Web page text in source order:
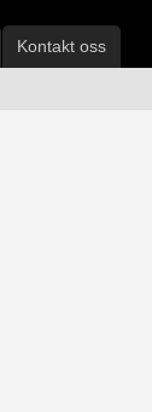
Kontakt oss